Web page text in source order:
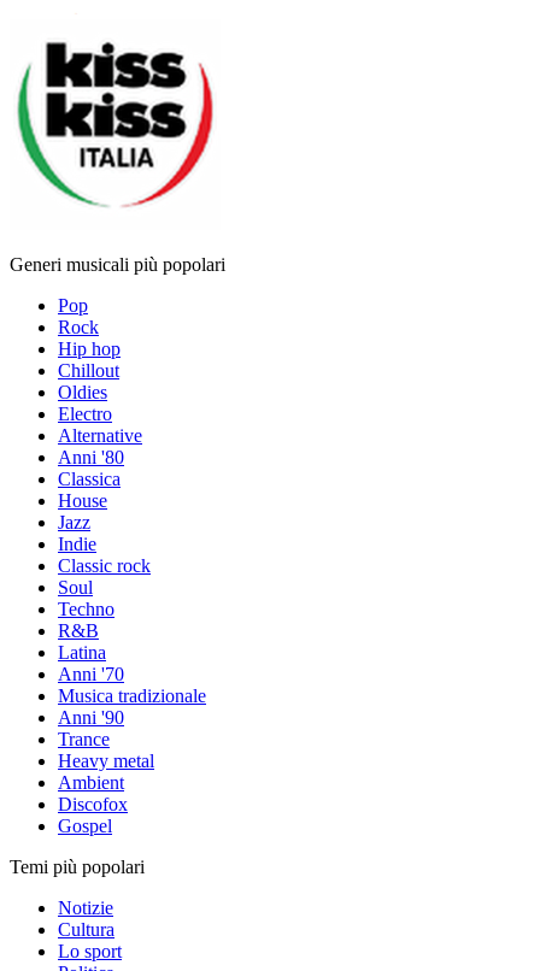
Generi musicali più popolari
Pop
Rock
Hip hop
Chillout
Oldies
Electro
Alternative
Anni '80
Classica
House
Jazz
Indie
Classic rock
Soul
Techno
R&B
Latina
Anni '70
Musica tradizionale
Anni '90
Trance
Heavy metal
Ambient
Discofox
Gospel
Temi più popolari
Notizie
Cultura
Lo sport